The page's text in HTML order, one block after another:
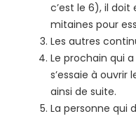
c’est le 6), il
mitaines pour
Les autres
Le prochain qui
s’essaie à ouvrir
ainsi de suite.
La personne qui